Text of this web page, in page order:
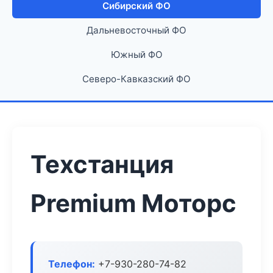
Сибирский ФО
Дальневосточный ФО
Южный ФО
Северо-Кавказский ФО
Техстанция
Premium Моторс
Телефон: +7-930-280-74-82